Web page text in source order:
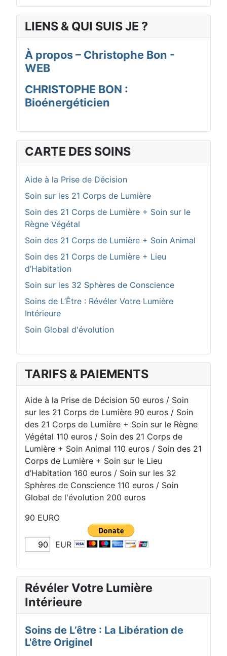
LIENS & QUI SUIS JE ?
À propos – Christophe Bon -
WEB
CHRISTOPHE BON :
Bioénergéticien
CARTE DES SOINS
Aide à la Prise de Décision
Soin sur les 21 Corps de Lumière
Soin des 21 Corps de Lumière + Soin sur le
Règne Végétal
Soin des 21 Corps de Lumière + Soin Animal
Soin des 21 Corps de Lumière + Lieu
d’Habitation
Soin sur les 32 Sphères de Conscience
Soins de L’Être : Révéler Votre Lumière
Intérieure
Soin Global d'évolution
TARIFS & PAIEMENTS
Aide à la Prise de Décision 50 euros / Soin
sur les 21 Corps de Lumière 90 euros / Soin
des 21 Corps de Lumière + Soin sur le Règne
Végétal 110 euros / Soin des 21 Corps de
Lumière + Soin Animal 110 euros / Soin des 21
Corps de Lumière + Soin sur le Lieu
d’Habitation 160 euros / Soin sur les 32
Sphères de Conscience 110 euros / Soin
Global de l'évolution 200 euros
90 EURO
EUR
Révéler Votre Lumière
Intérieure
Soins de L’être : La Libération de
L'être Originel